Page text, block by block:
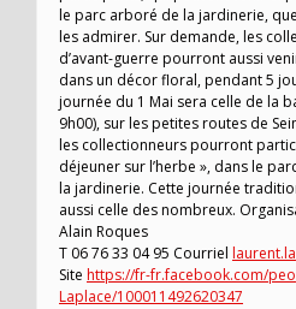
le parc arboré de la jardinerie,
les admirer. Sur demande, les
d’avant-guerre pourront aussi
dans un décor floral, pendant 5
journée du 1 Mai sera celle de la
9h00), sur les petites routes de
les collectionneurs pourront
déjeuner sur l’herbe », dans le
la jardinerie. Cette journée
aussi celle des nombreux.
Alain Roques
T 06 76 33 04 95 Courriel
Site https://fr-fr.facebook.com/
Laplace/100011492620347